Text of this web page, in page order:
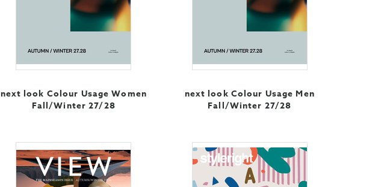
next look Colour Usage Women
Fall/Winter 27/28
next look Colour Usage Men
Fall/Winter 27/28